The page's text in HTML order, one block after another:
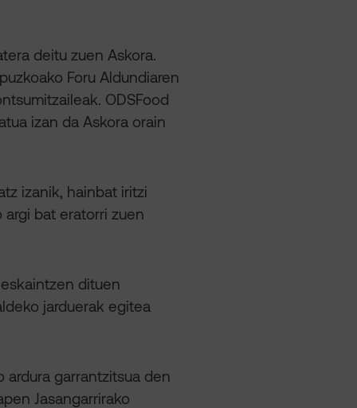
deitu zuen Askora.
Foru Aldundiaren
ODSFood
izan da Askora orain
izanik, hainbat iritzi
bat eratorri zuen
dituen
jarduerak egitea
ardura garrantzitsua den
Jasangarrirako